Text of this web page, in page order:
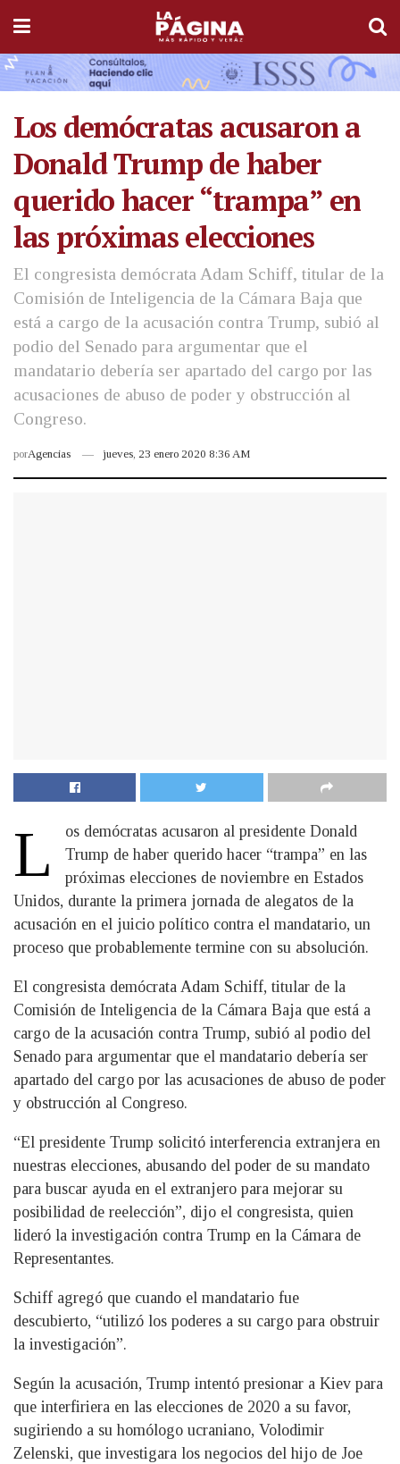
Los demócratas acusaron a
Donald Trump de haber
querido hacer “trampa” en
las próximas elecciones
El congresista demócrata Adam Schiff, titular de la
Comisión de Inteligencia de la Cámara Baja que
está a cargo de la acusación contra Trump, subió al
podio del Senado para argumentar que el
mandatario debería ser apartado del cargo por las
acusaciones de abuso de poder y obstrucción al
Congreso.
porAgencias jueves, 23 enero 2020 8:36 AM
L
os demócratas acusaron al presidente Donald
Trump de haber querido hacer “trampa” en las
próximas elecciones de noviembre en Estados
Unidos, durante la primera jornada de alegatos de la
acusación en el juicio político contra el mandatario, un
proceso que probablemente termine con su absolución.
El congresista demócrata Adam Schiff, titular de la
Comisión de Inteligencia de la Cámara Baja que está a
cargo de la acusación contra Trump, subió al podio del
Senado para argumentar que el mandatario debería ser
apartado del cargo por las acusaciones de abuso de poder
y obstrucción al Congreso.
“El presidente Trump solicitó interferencia extranjera en
nuestras elecciones, abusando del poder de su mandato
para buscar ayuda en el extranjero para mejorar su
posibilidad de reelección”, dijo el congresista, quien
lideró la investigación contra Trump en la Cámara de
Representantes.
Schiff agregó que cuando el mandatario fue
descubierto, “utilizó los poderes a su cargo para obstruir
la investigación”.
Según la acusación, Trump intentó presionar a Kiev para
que interfiriera en las elecciones de 2020 a su favor,
sugiriendo a su homólogo ucraniano, Volodimir
Zelenski, que investigara los negocios del hijo de Joe